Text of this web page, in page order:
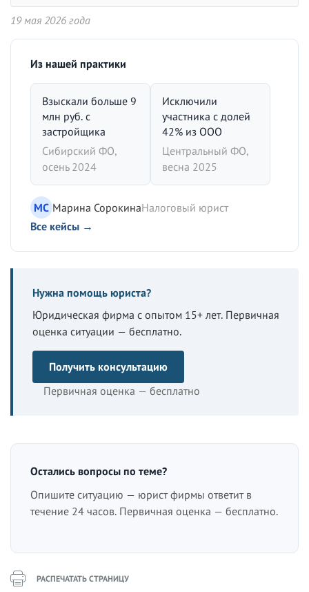
19 мая 2026 года
Из нашей практики
Взыскали больше 9
млн руб. с
застройщика
Сибирский ФО,
осень 2024
Исключили
участника с долей
42% из ООО
Центральный ФО,
весна 2025
МС Марина СорокинаНалоговый юрист
Все кейсы →
Нужна помощь юриста?
Юридическая фирма с опытом 15+ лет. Первичная
оценка ситуации — бесплатно.
Получить консультацию
Первичная оценка — бесплатно
Остались вопросы по теме?
Опишите ситуацию — юрист фирмы ответит в
течение 24 часов. Первичная оценка — бесплатно.
РАСПЕЧАТАТЬ СТРАНИЦУ